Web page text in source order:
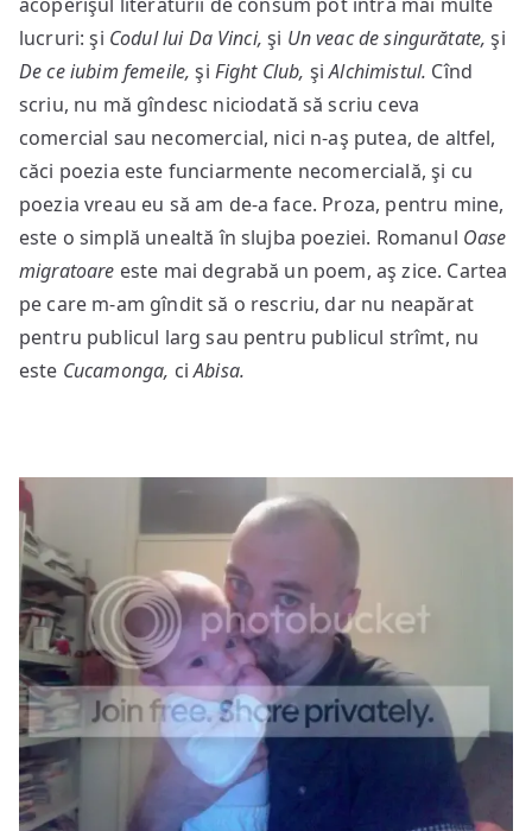
lucruri: şi Codul lui Da Vinci, şi Un veac de singurătate, şi
De ce iubim femeile, şi Fight Club, şiAlchimistul. Cînd
scriu, nu mă gîndesc niciodată să scriu ceva
comercial sau necomercial, nici n-aş putea, de altfel,
căci poezia este funciarmente necomercială, şi cu
poezia vreau eu să am de-a face. Proza, pentru mine,
este o simplă unealtă în slujba poeziei. Romanul Oase
migratoare este mai degrabă un poem, aş zice. Cartea
pe care m-am gîndit să o rescriu, dar nu neapărat
pentru publicul larg sau pentru publicul strîmt, nu
este Cucamonga, ciAbisa.